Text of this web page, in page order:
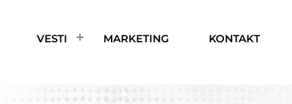
VESTI MARKETING KONTAKT